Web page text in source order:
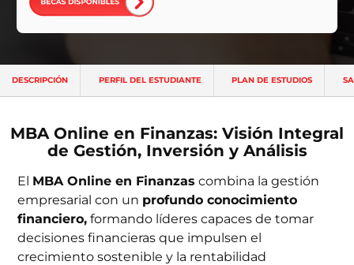
DESCRIPCIÓN PERFIL DEL ESTUDIANTE PLAN DE ESTUDIOS
MBA Online en Finanzas: Visión Integral
de Gestión, Inversión y Análisis
El MBA Online en Finanzas combina la gestión
empresarial con un profundo conocimiento
financiero, formando líderes capaces de tomar
decisiones financieras que impulsen el
crecimiento sostenible y la rentabilidad